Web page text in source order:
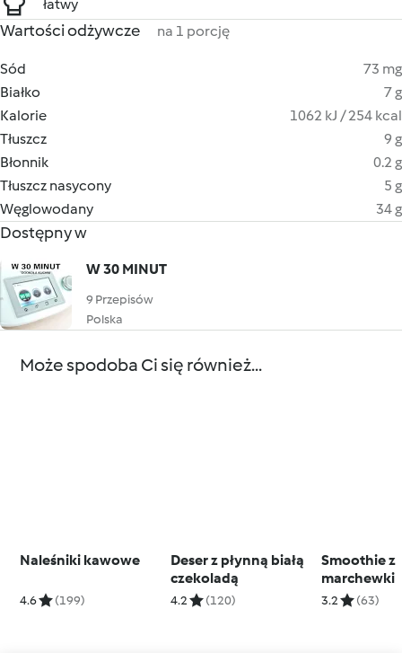
łatwy
Wartości odżywcze na 1 porcję
Sód
73 mg
Białko
7 g
Kalorie
1062 kJ / 254 kcal
Tłuszcz
9 g
Błonnik
0.2 g
Tłuszcz nasycony
5 g
Węglowodany
34 g
Dostępny w
W 30 MINUT
9 Przepisów
Polska
Może spodoba Ci się również...
Naleśniki kawowe
4.6 (199)
Deser z płynną białą
czekoladą
4.2 (120)
Smoothie z
marchewki
3.2 (63)